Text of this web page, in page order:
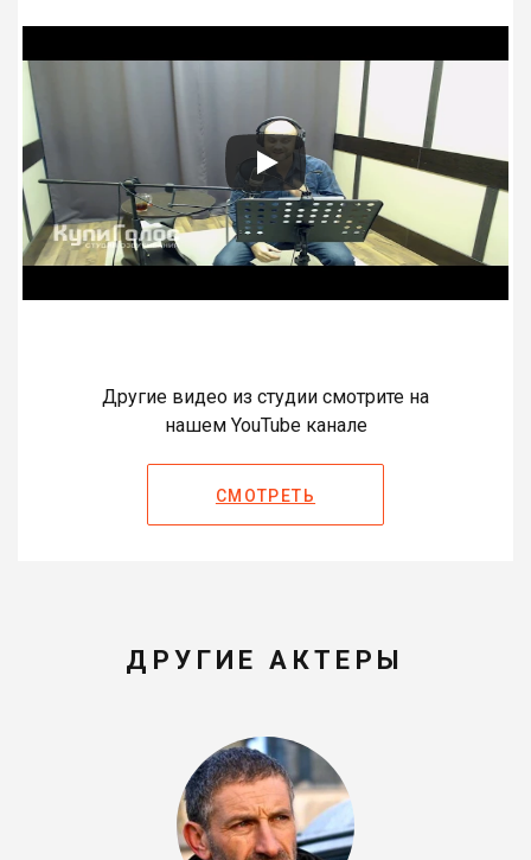
Другие видео из студии смотрите на
нашем YouTube канале
СМОТРЕТЬ
ДРУГИЕ АКТЕРЫ